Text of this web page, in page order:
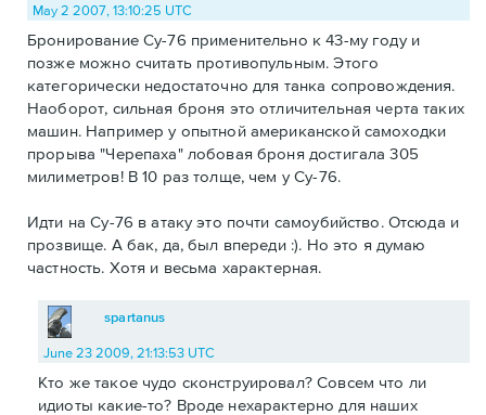
May 2 2007, 13:10:25 UTC
Бронирование Су-76 применительно к 43-му году и
позже можно считать противопульным. Этого
категорически недостаточно для танка сопровождения.
Наоборот, сильная броня это отличительная черта таких
машин. Например у опытной американской самоходки
прорыва "Черепаха" лобовая броня достигала 305
милиметров! В 10 раз толще, чем у Су-76.
Идти на Су-76 в атаку это почти самоубийство. Отсюда и
прозвище. А бак, да, был впереди :). Но это я думаю
частность. Хотя и весьма характерная.
spartanus
June 23 2009, 21:13:53 UTC
Кто же такое чудо сконструировал? Совсем что ли
идиоты какие-то? Вроде нехарактерно для наших